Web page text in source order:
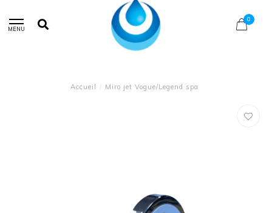
MENU
0
Accueil / Miro jet Vogue/Legend spa